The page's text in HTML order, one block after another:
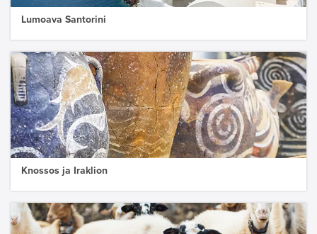
Lumoava Santorini
Knossos ja Iraklion